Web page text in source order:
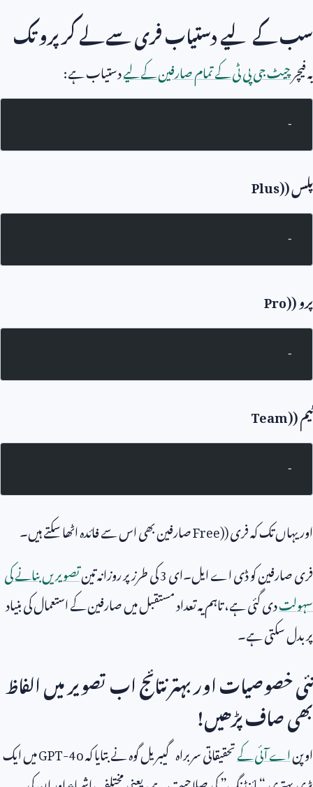
سب کے لیے دستیاب فری سے لے کر پرو تک
یہ فیچرچیٹ جی پی ٹی کے تمام صارفین کے لیےدستیاب ہے:
-
پلس (Plus)
-
پرو (Pro)
-
ٹیم (Team)
-
اور یہاں تک کہ فری (Free)صارفین بھی اس سے فائدہ اٹھا سکتے ہیں۔
فری صارفین کو ڈی اے ایل۔ای3کی طرز پر روزانہ تینتصویریں بنانے کی
سہولتدی گئی ہے، تاہم یہ تعداد مستقبل میں صارفین کے استعمال کی بنیاد
پر بدل سکتی ہے۔
نئی خصوصیات اور بہتر نتائج اب تصویر میں الفاظ
بھی صاف پڑھیں!
اوپناے آئی کےتحقیقاتی سربراہ گیبریل گوہ نے بتایا کہGPT-4oمیں ایک